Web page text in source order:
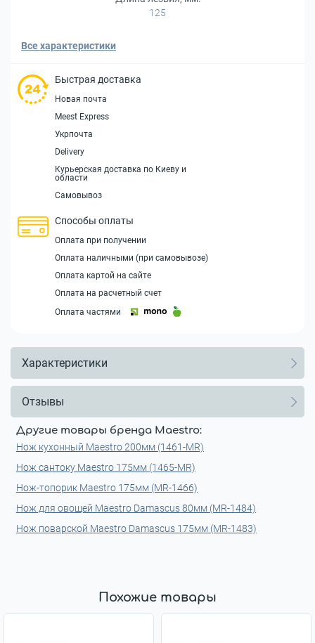
125
Все характеристики
Быстрая доставка
Новая почта
Meest Express
Укрпочта
Delivery
Курьерская доставка по Киеву и
области
Самовывоз
Способы оплаты
Оплата при получении
Оплата наличными (при самовывозе)
Оплата картой на сайте
Оплата на расчетный счет
Оплата частями
Характеристики
Отзывы
Другие товары бренда Maestro:
Нож кухонный Maestro 200мм (1461-MR)
Нож сантоку Maestro 175мм (1465-MR)
Нож-топорик Maestro 175мм (MR-1466)
Нож для овощей Maestro Damascus 80мм (MR-1484)
Нож поварской Maestro Damascus 175мм (MR-1483)
Похожие товары